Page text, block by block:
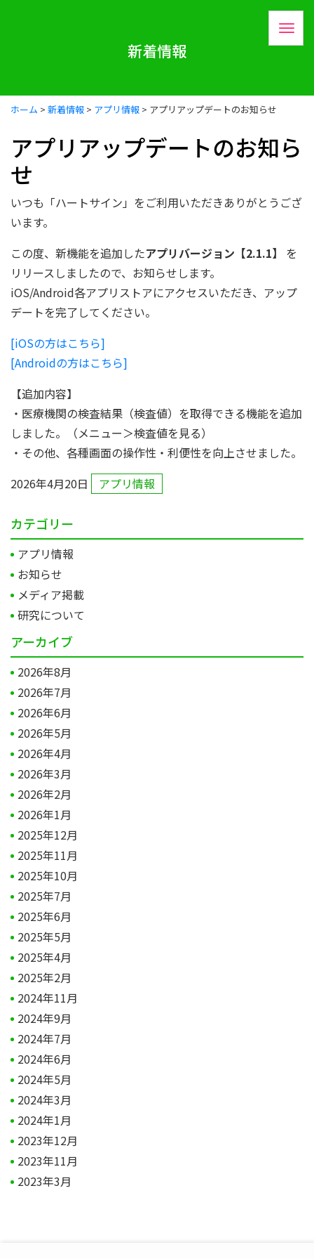
新着情報
ホーム > 新着情報 > アプリ情報 > アプリアップデートのお知らせ
カテゴリー
アプリ情報
お知らせ
メディア掲載
研究について
アーカイブ
2026年8月
2026年7月
2026年6月
2026年5月
2026年4月
2026年3月
2026年2月
2026年1月
2025年12月
2025年11月
2025年10月
2025年7月
2025年6月
2025年5月
2025年4月
2025年2月
2024年11月
2024年9月
2024年7月
2024年6月
2024年5月
2024年3月
2024年1月
2023年12月
2023年11月
2023年3月
アプリアップデートのお知ら
せ
いつも「ハートサイン」をご利用いただきありがとうござ
います。
この度、新機能を追加したアプリバージョン【2.1.1】
を
リリースしましたので、お知らせします。
iOS/Android各アプリストアにアクセスいただき、アップ
デートを完了してください。
[iOSの方はこちら]
[Androidの方はこちら]
【追加内容】
・医療機関の検査結果（検査値）を取得できる機能を追加
しました。（メニュー＞検査値を見る）
・その他、各種画面の操作性・利便性を向上させました。
2026年4月20日
アプリ情報